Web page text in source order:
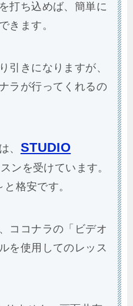
打ち込めば、簡単に
きます。
引きになりますが、
ラが行ってくれるの
、 STUDIO
ンを受けています。
格安です。
ココナラの「ビデオ
を使用してのレッス